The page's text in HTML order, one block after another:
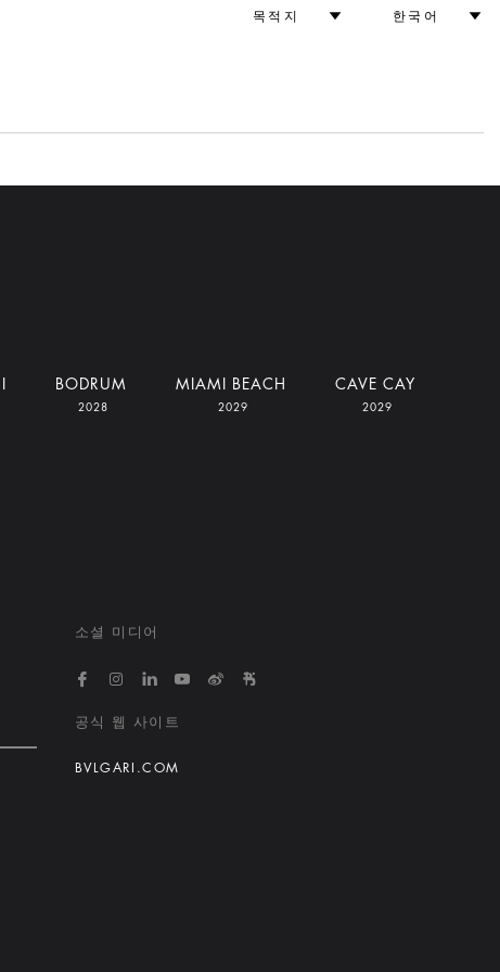
목적지 한국어
BODRUM
2028
MIAMI BEACH
2029
CAVE CAY
2029
소셜 미디어
https://www.facebook.com/
https://www.instagram.com/bvlgarihotels/
https://www.linkedin.com/company/
https://www.youtube.com/
http://weibo.com/bulgarihotels
공식 웹 사이트
BVLGARI.COM